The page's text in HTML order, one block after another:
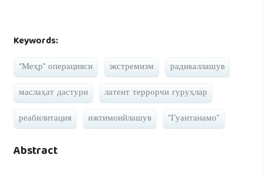
Keywords:
“Меҳр” операцияси экстремизм
радикаллашув
маслаҳат дастури
латент террорчи гуруҳлар
реабилитация
ижтимоийлашув “Гуантанамо”
Abstract